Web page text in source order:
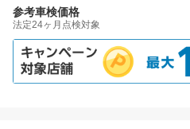
参考車検価格
法定24ヶ月点検対象